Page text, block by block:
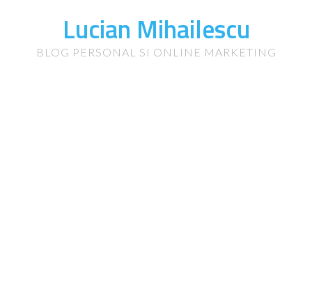
Lucian Mihailescu
BLOG PERSONAL SI ONLINE MARKETING